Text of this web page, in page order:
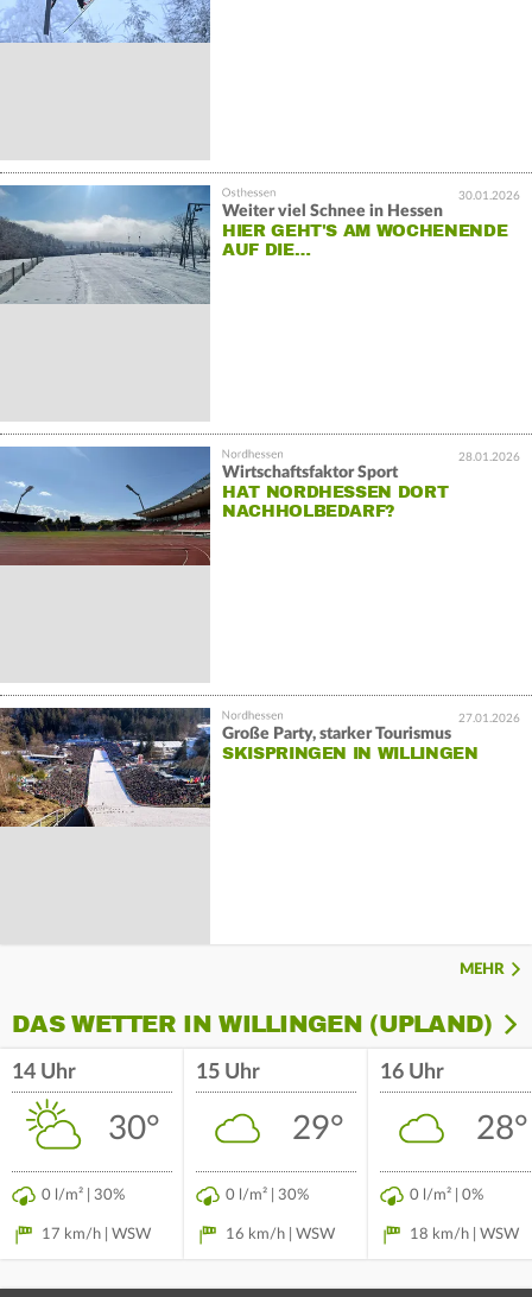
30.01.2026
Weiter viel Schnee in Hessen
HIER GEHT'S AM WOCHENENDE
AUF DIE…
28.01.2026
Wirtschaftsfaktor Sport
HAT NORDHESSEN DORT
NACHHOLBEDARF?
27.01.2026
Große Party, starker Tourismus
SKISPRINGEN IN WILLINGEN
MEHR
DAS WETTER IN WILLINGEN (UPLAND)
14 Uhr
30°
0 l/m² | 30%
17 km/h | WSW
15 Uhr
29°
0 l/m² | 30%
16 km/h | WSW
16 Uhr
28°
0 l/m² | 0%
18 km/h | WSW